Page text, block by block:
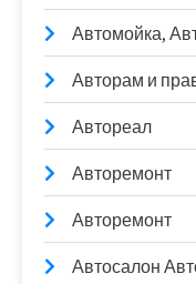
Автомойка,
Авторам и
Автореал
Авторемонт
Авторемонт
Автосалон